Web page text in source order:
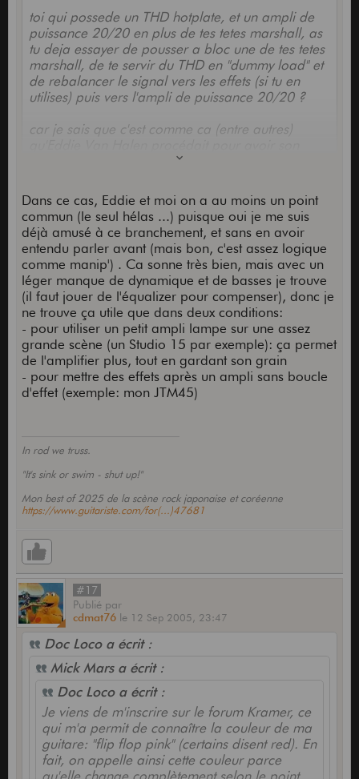
toi qui possede un THD hotplate, et un ampli de
puissance 20/20 en plus de tes tetes marshall, as
tu deja essayer de pousser a bloc une de tes tetes
marshall, de te servir du THD en "dummy load" et
de rebalancer le signal vers les effets (si tu en
utilises) puis vers l'ampli de puissance 20/20 ?
car je sais que c'est comme ca (entre autres)
Alors j'aurais aimé savoir
procédé et la bonne vieille méthode qui consiste
tout simplement a pousser l'ampli a fond!
désolé si c'est hors sujet, tu peux me répondre par
MP si ca t'embete
Dans ce cas, Eddie et moi on a au moins un point
commun (le seul hélas ...) puisque oui je me suis
déjà amusé à ce branchement, et sans en avoir
entendu parler avant (mais bon, c'est assez logique
comme manip') . Ca sonne très bien, mais avec un
léger manque de dynamique et de basses je trouve
(il faut jouer de l'équalizer pour compenser), donc je
ne trouve ça utile que dans deux conditions:
- pour utiliser un petit ampli lampe sur une assez
grande scène (un Studio 15 par exemple): ça permet
de l'amplifier plus, tout en gardant son grain
- pour mettre des effets après un ampli sans boucle
d'effet (exemple: mon JTM45)
In rod we truss.
"It's sink or swim - shut up!"
Mon best of 2025 de la scène rock japonaise et coréenne
https://www.guitariste.com/for(...)47681
#17
Publié par
cdmat76 le 12 Sep 2005, 23:47
Doc Loco a écrit :
Mick Mars a écrit :
Doc Loco a écrit :
Je viens de m'inscrire sur le forum Kramer, ce
qui m'a permit de connaître la couleur de ma
guitare: "flip flop pink" (certains disent red). En
fait, on appelle ainsi cette couleur parce
qu'elle change complètement selon le point